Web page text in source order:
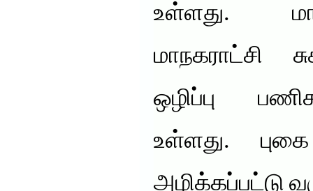
உள்ளது.
மாநகராட்சி
ஒழிப்பு
உள்ளது.
அழிக்கப்பட்டு